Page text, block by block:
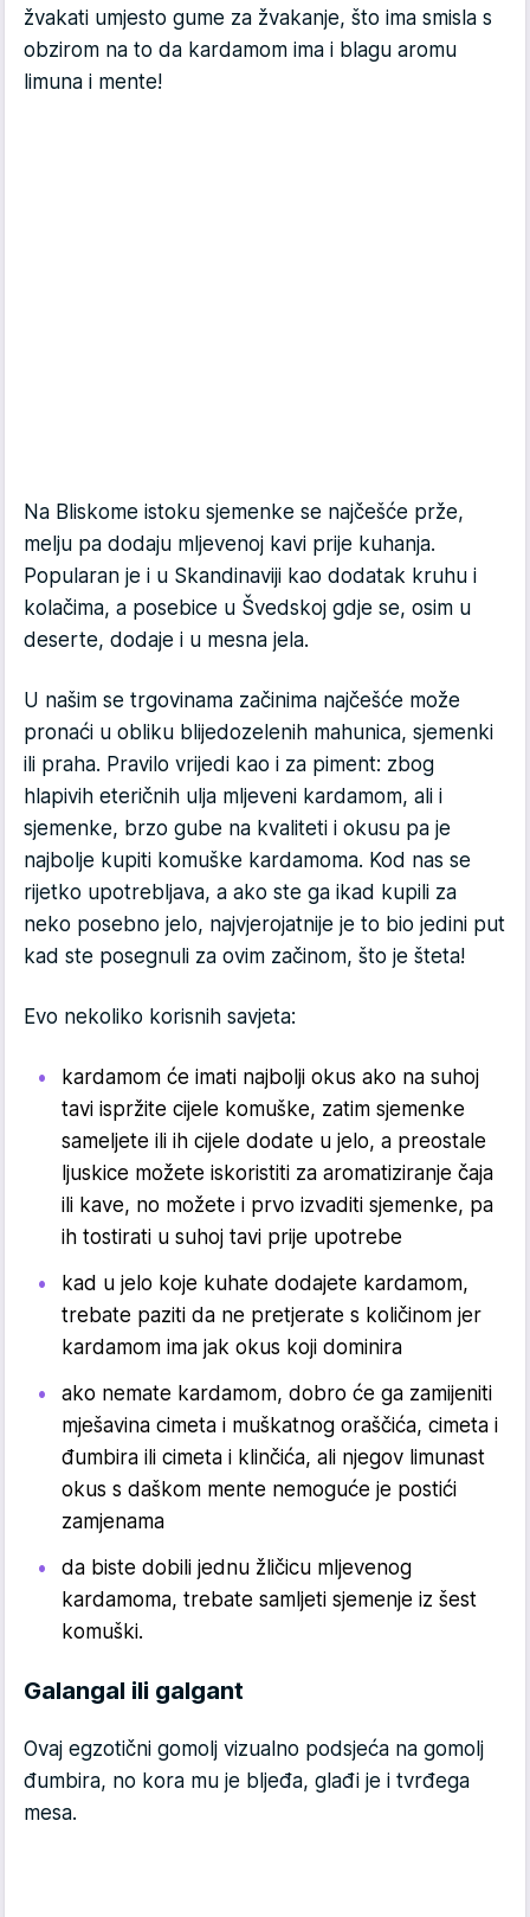
žvakati umjesto gume za žvakanje, što ima smisla s
obzirom na to da kardamom ima i blagu aromu
limuna i mente!
Na Bliskome istoku sjemenke se najčešće prže,
melju pa dodaju mljevenoj kavi prije kuhanja.
Popularan je i u Skandinaviji kao dodatak kruhu i
kolačima, a posebice u Švedskoj gdje se, osim u
deserte, dodaje i u mesna jela.
U našim se trgovinama začinima najčešće može
pronaći u obliku blijedozelenih mahunica, sjemenki
ili praha. Pravilo vrijedi kao i za piment: zbog
hlapivih eteričnih ulja mljeveni kardamom, ali i
sjemenke, brzo gube na kvaliteti i okusu pa je
najbolje kupiti komuške kardamoma. Kod nas se
rijetko upotrebljava, a ako ste ga ikad kupili za
neko posebno jelo, najvjerojatnije je to bio jedini put
kad ste posegnuli za ovim začinom, što je šteta!
Evo nekoliko korisnih savjeta:
kardamom će imati najbolji okus ako na suhoj
tavi ispržite cijele komuške, zatim sjemenke
sameljete ili ih cijele dodate u jelo, a preostale
ljuskice možete iskoristiti za aromatiziranje čaja
ili kave, no možete i prvo izvaditi sjemenke, pa
ih tostirati u suhoj tavi prije upotrebe
kad u jelo koje kuhate dodajete kardamom,
trebate paziti da ne pretjerate s količinom jer
kardamom ima jak okus koji dominira
ako nemate kardamom, dobro će ga zamijeniti
mješavina cimeta i muškatnog oraščića, cimeta i
đumbira ili cimeta i klinčića, ali njegov limunast
okus s daškom mente nemoguće je postići
zamjenama
da biste dobili jednu žličicu mljevenog
kardamoma, trebate samljeti sjemenje iz šest
komuški.
Galangal ili galgant
Ovaj egzotični gomolj vizualno podsjeća na gomolj
đumbira, no kora mu je bljeđa, glađi je i tvrđega
mesa.